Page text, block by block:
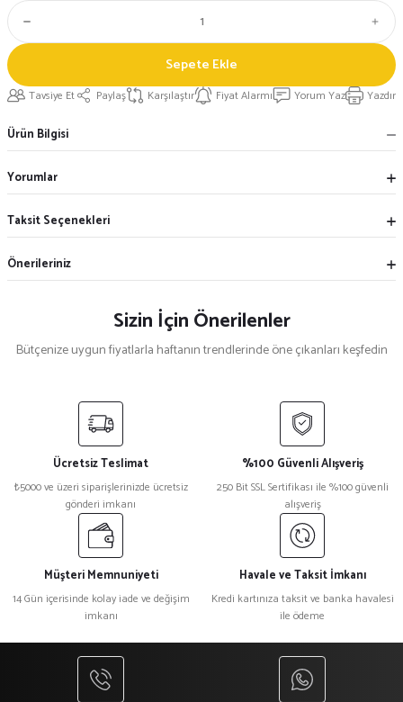
Sepete Ekle
Tavsiye Et Paylaş Karşılaştır Fiyat Alarmı Yorum Yaz Yazdır
Ürün Bilgisi
Yorumlar
Taksit Seçenekleri
Önerileriniz
Sizin İçin Önerilenler
Bütçenize uygun fiyatlarla haftanın trendlerinde öne çıkanları keşfedin
Kırmızı Siyah Biyeli Aşçı Kepi
₺ 250
Siyah Sarı Biyeli Aşçı Kepi
₺ 250
Kahverengi Mantar Aşçı Kepi
₺ 200
Siyah Turkuaz Mantar Aşçı Kepi
₺ 200
%33
Gri Mantar Aşçı Kepi
Ücretsiz Teslimat
₺5000 ve üzeri siparişlerinizde ücretsiz
gönderi imkanı
%100 Güvenli Alışveriş
250 Bit SSL Sertifikası ile %100 güvenli
alışveriş
Müşteri Memnuniyeti
14 Gün içerisinde kolay iade ve değişim
imkanı
Havale ve Taksit İmkanı
Kredi kartınıza taksit ve banka havalesi
ile ödeme